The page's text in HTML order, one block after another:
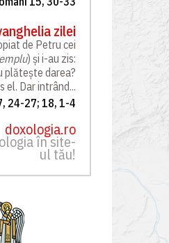
zilei
de Petru cei
) și i-au zis:
plătește darea?
el. Dar intrând...
24-27; 18, 1-4
doxologia.ro
în site-
ul tău!